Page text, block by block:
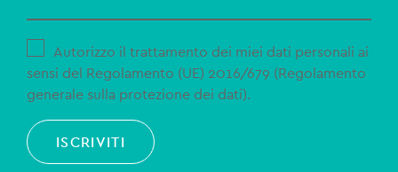
Autorizzo il trattamento dei miei dati personali ai
sensi del Regolamento (UE) 2016/679 (Regolamento
generale sulla protezione dei dati).
ISCRIVITI